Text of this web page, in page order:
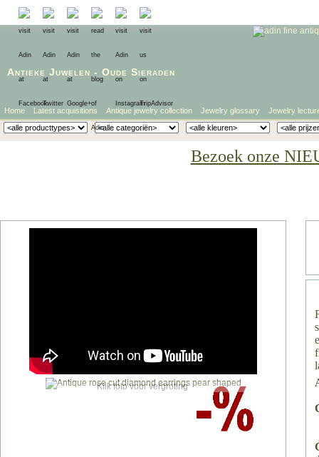
Antieke Juwelen - Oude Sieraden
Home Latest acquisitions Antique jewelry collection Jewelry glossary Jewelry
Bezoek onze
Klik foto voor vergroting